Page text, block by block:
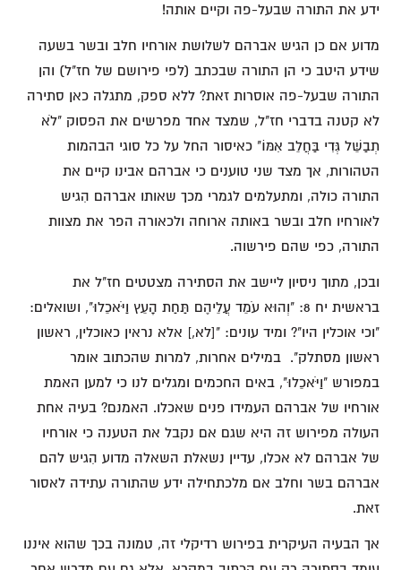
ידע את התורה שבעל-פה וקיים אותה!
מדוע אם כן הגיש אברהם לשלושת אורחיו חלב ובשר בשעה
שידע היטב כי הן התורה שבכתב (לפי פירושם של חז"ל) והן
התורה שבעל-פה אוסרות זאת? ללא ספק, מתגלה כאן סתירה
לא קטנה בדברי חז"ל, שמצד אחד מפרשים את הפסוק "לֹא
תְבַשֵּׁל גְּדִי בַּחֲלֵב אִמּוֹ" כאיסור החל על כל סוגי הבהמות
הטהורות, אך מצד שני טוענים כי אברהם אבינו קיים את
התורה כולה, ומתעלמים לגמרי מכך שאותו אברהם הִגיש
לאורחיו חלב ובשר באותה ארוחה ולכאורה הפר את מצוות
התורה, כפי שהם פירשוה.
ובכן, מתוך ניסיון ליישב את הסתירה מצטטים חז"ל את
בראשית יח 8: "וְהוּא עֹמֵד עֲלֵיהֶם תַּחַת הָעֵץ וַיֹּאכֵלוּ", ושואלים:
"וכי אוכלין היו"? ומיד עונים: "[לא,] אלא נראין כאוכלין, ראשון
ראשון מסתלק". במילים אחרות, למרות שהכתוב אומר
במפורש "וַיֹּאכֵלוּ", באים החכמים ומגלים לנו כי למען האמת
אורחיו של אברהם העמידו פנים שאכלו. האמנם? בעיה אחת
העולה מפירוש זה היא שגם אם נקבל את הטענה כי אורחיו
של אברהם לא אכלו, עדיין נשאלת השאלה מדוע הִגיש להם
אברהם בשר וחלב אם מלכתחילה ידע שהתורה עתידה לאסור
זאת.
אך הבעיה העיקרית בפירוש רדיקלי זה, טמונה בכך שהוא איננו